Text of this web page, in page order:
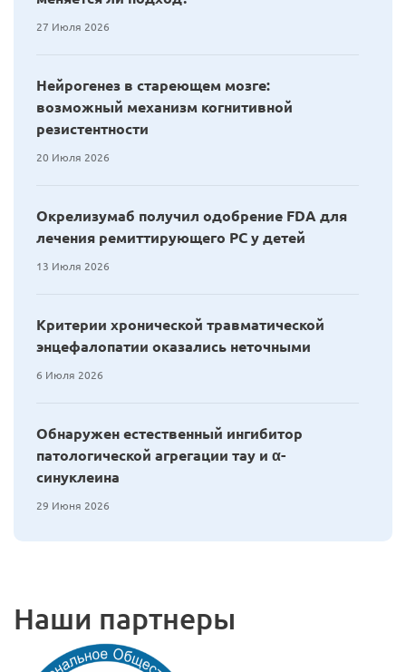
27 Июля 2026
Нейрогенез в стареющем мозге:
возможный механизм когнитивной
резистентности
20 Июля 2026
Окрелизумаб получил одобрение FDA для
лечения ремиттирующего РС у детей
13 Июля 2026
Критерии хронической травматической
энцефалопатии оказались неточными
6 Июля 2026
Обнаружен естественный ингибитор
патологической агрегации тау и α-
синуклеина
29 Июня 2026
Наши партнеры